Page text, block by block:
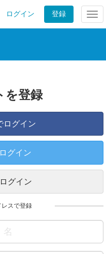
ログイン 登録
を登録
グイン
グイン
グイン
レスで登録